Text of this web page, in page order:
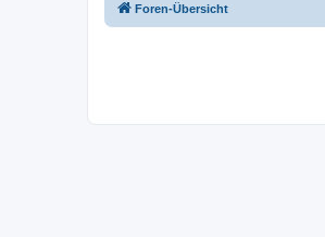
Foren-Übersicht